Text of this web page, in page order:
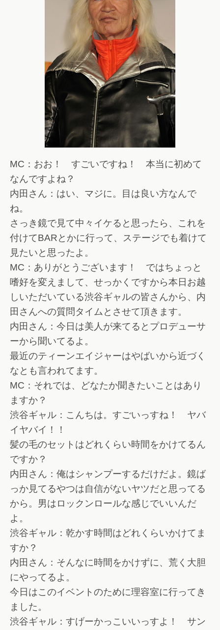
MC：おお！ すごいですね！ 本当に初めて
なんですよね？
内田さん：はい、マジに。目は良い方なんで
ね。
さっき鏡で見て中々イケると思ったら、これを
付けてBARとかに行って、ステージでも着けて
見たいと思ったよ。
MC：ありがとうございます！ ではちょっと
嗜好を変えまして、せっかくですから本日お越
しいただいている渋谷ギャルの皆さんから、内
田さんへの質問タイムとさせて頂きます。
内田さん：今日は美人が来てるとプロデューサ
ーから聞いてるよ。
最近のティーンエイジャーはやばいから近づく
なとも言われてます。
MC：それでは、どなたか聞きたいことはあり
ますか？
渋谷ギャル：こんちは。すごいっすね！ ヤバ
イヤバイ！！
髪の毛のセットはどれくらい時間をかけてるん
ですか？
内田さん：俺はシャンプーするだけだよ。鏡ば
っか見てるやつは自信がないヤツだと思ってる
から。男はロックンロールな感じでいいんだ
よ。
渋谷ギャル：乾かす時間はどれくらいかけてま
すか？
内田さん：そんなに時間をかけずに、荒く大胆
にやってるよ。
今日はこのイベントのために理容室に行ってき
ました。
渋谷ギャル：すげーかっこいいっすよ！ サン